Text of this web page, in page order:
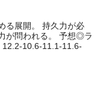
る展開。 持久力が必
が問われる。 予想◎ラ
10.6-11.1-11.6-